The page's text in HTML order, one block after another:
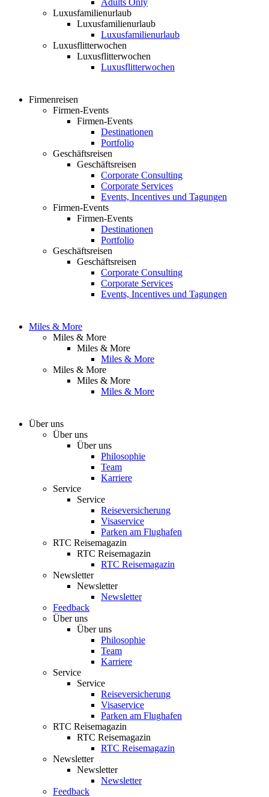
Adults Only
Luxusfamilienurlaub
Luxusfamilienurlaub
Luxusfamilienurlaub
Luxusflitterwochen
Luxusflitterwochen
Luxusflitterwochen
Firmenreisen
Firmen-Events
Firmen-Events
Destinationen
Portfolio
Geschäftsreisen
Geschäftsreisen
Corporate Consulting
Corporate Services
Events, Incentives und Tagungen
Firmen-Events
Firmen-Events
Destinationen
Portfolio
Geschäftsreisen
Geschäftsreisen
Corporate Consulting
Corporate Services
Events, Incentives und Tagungen
Miles & More
Miles & More
Miles & More
Miles & More
Miles & More
Miles & More
Miles & More
Über uns
Über uns
Über uns
Philosophie
Team
Karriere
Service
Service
Reiseversicherung
Visaservice
Parken am Flughafen
RTC Reisemagazin
RTC Reisemagazin
RTC Reisemagazin
Newsletter
Newsletter
Newsletter
Feedback
Über uns
Über uns
Philosophie
Team
Karriere
Service
Service
Reiseversicherung
Visaservice
Parken am Flughafen
RTC Reisemagazin
RTC Reisemagazin
RTC Reisemagazin
Newsletter
Newsletter
Newsletter
Feedback